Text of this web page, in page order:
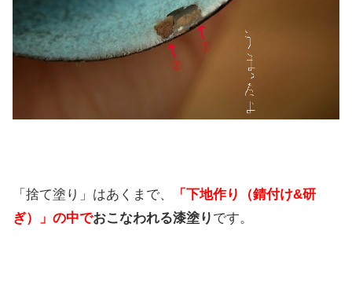
「捨て塗り」はあくまで、
「下地作り（錆付け&研
ぎ）」の中でおこなわれる漆塗り です。